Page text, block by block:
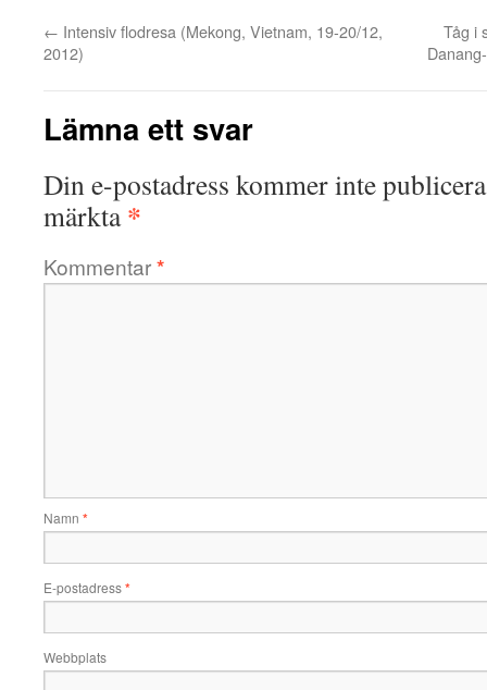
← Intensiv flodresa (Mekong, Vietnam, 19-20/12,
2012)
Tåg i
Lämna ett svar
Din e-postadress kommer inte
märkta*
Kommentar*
Namn *
E-postadress*
Webbplats